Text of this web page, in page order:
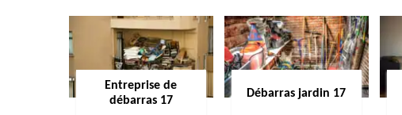
Entreprise de
débarras 17
Débarras jardin 17